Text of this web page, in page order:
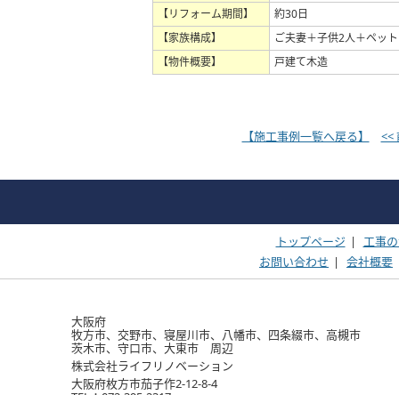
【リフォーム期間】
約30日
【家族構成】
ご夫妻＋子供2人＋ペッ
【物件概要】
戸建て木造
【施工事例一覧へ戻る】 <<
トップページ |
工事
お問い合わせ | 会社概要
大阪府
牧方市、交野市、寝屋川市、八幡市、四条綴市、高槻市
茨木市、守口市、大東市 周辺
株式会社ライフリノベーション
大阪府枚方市茄子作2-12-8-4